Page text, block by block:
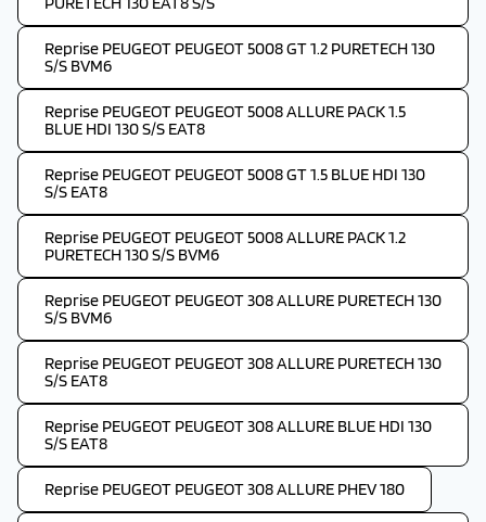
Reprise PEUGEOT PEUGEOT 5008 GT 1.2 PURETECH 130
S/S BVM6
Reprise PEUGEOT PEUGEOT 5008 ALLURE PACK 1.5
BLUE HDI 130 S/S EAT8
Reprise PEUGEOT PEUGEOT 5008 GT 1.5 BLUE HDI 130
S/S EAT8
Reprise PEUGEOT PEUGEOT 5008 ALLURE PACK 1.2
PURETECH 130 S/S BVM6
Reprise PEUGEOT PEUGEOT 308 ALLURE PURETECH 130
S/S BVM6
Reprise PEUGEOT PEUGEOT 308 ALLURE PURETECH 130
S/S EAT8
Reprise PEUGEOT PEUGEOT 308 ALLURE BLUE HDI 130
S/S EAT8
Reprise PEUGEOT PEUGEOT 308 ALLURE PHEV 180